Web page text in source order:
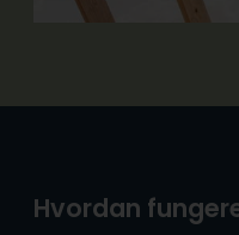
Hvordan